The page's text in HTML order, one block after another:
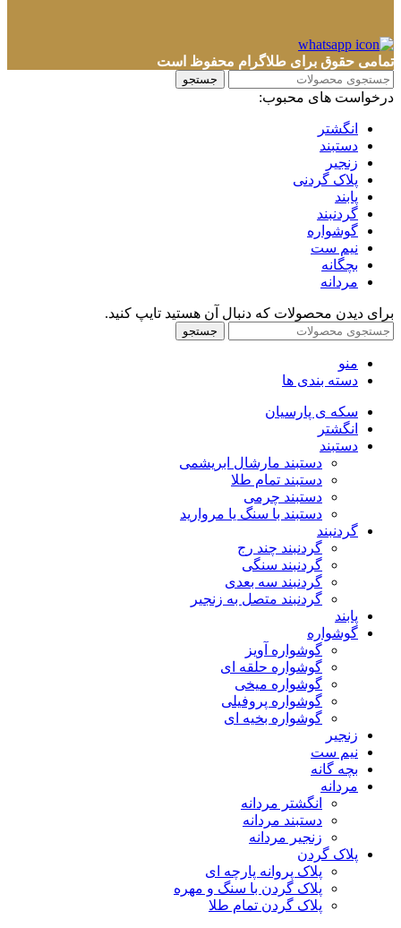
تمامی حقوق برای طلاگرام محفوظ است
جستجو
درخواست های محبوب:
انگشتر
دستبند
زنجیر
پلاک گردنی
پابند
گردنبند
گوشواره
نیم ست
بچگانه
مردانه
برای دیدن محصولات که دنبال آن هستید تایپ کنید.
جستجو
منو
دسته بندی ها
سکه ی پارسیان
انگشتر
دستبند
دستبند مارشال ابریشمی
دستبند تمام طلا
دستبند چرمی
دستبند با سنگ یا مروارید
گردنبند
گردنبند چند رج
گردنبند سنگی
گردنبند سه بعدی
گردنبند متصل به زنجیر
پابند
گوشواره
گوشواره آویز
گوشواره حلقه ای
گوشواره میخی
گوشواره پروفیلی
گوشواره بخیه ای
زنجیر
نیم ست
بچه گانه
مردانه
انگشتر مردانه
دستبند مردانه
زنجیر مردانه
پلاک گردن
پلاک پروانه پارچه ای
پلاک گردن با سنگ و مهره
پلاک گردن تمام طلا